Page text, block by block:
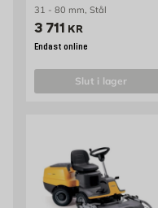
31 - 80 mm, Stål
Pris 3711 kr
3 711 KR
Endast online
slut i lager